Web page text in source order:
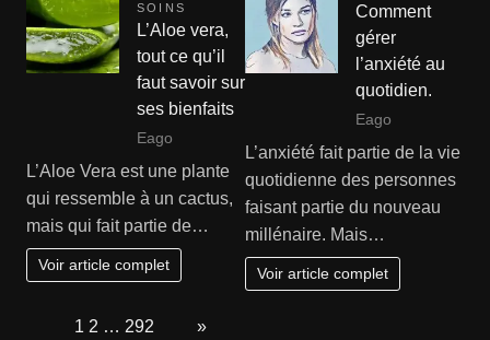
SOINS
L’Aloe vera,
tout ce qu’il
faut savoir sur
ses bienfaits
Eago
L’Aloe Vera est une plante
qui ressemble à un cactus,
mais qui fait partie de…
Voir article complet
Comment
gérer
l’anxiété au
quotidien.
Eago
L’anxiété fait partie de la vie
quotidienne des personnes
faisant partie du nouveau
millénaire. Mais…
Voir article complet
1 2 … 292 »